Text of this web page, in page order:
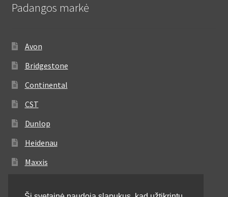
Padangos markė
Avon
Bridgestone
Continental
CST
Dunlop
Heidenau
Maxxis